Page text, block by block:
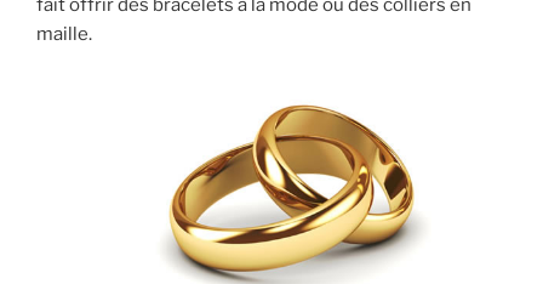
fait offrir des bracelets à la mode ou des colliers en
maille.